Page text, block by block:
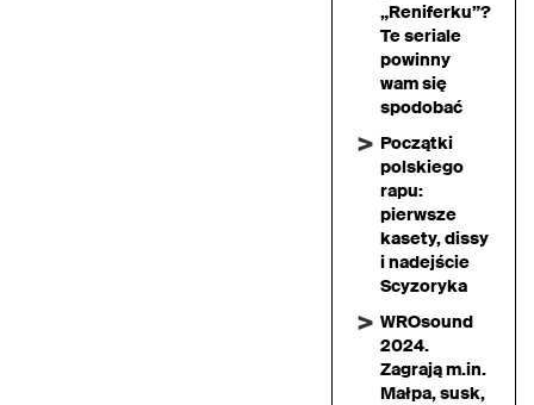
„Reniferku”?
Te seriale
powinny
wam się
spodobać
Początki
polskiego
rapu:
pierwsze
kasety, dissy
i nadejście
Scyzoryka
WROsound
2024.
Zagrają m.in.
Małpa, susk,